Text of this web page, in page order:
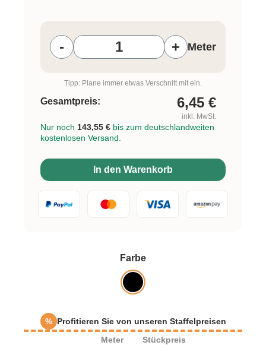
Farbeauswählen
% Profitieren Sie von unseren Staffelpreisen
Meter
Stückpreis
- + Meter
Tipp: Plane immer etwas Verschnitt mit ein.
Gesamtpreis: 6,45 €
inkl. MwSt.
Nur noch 143,55 € bis zum deutschlandweiten
kostenlosen Versand.
In den Warenkorb